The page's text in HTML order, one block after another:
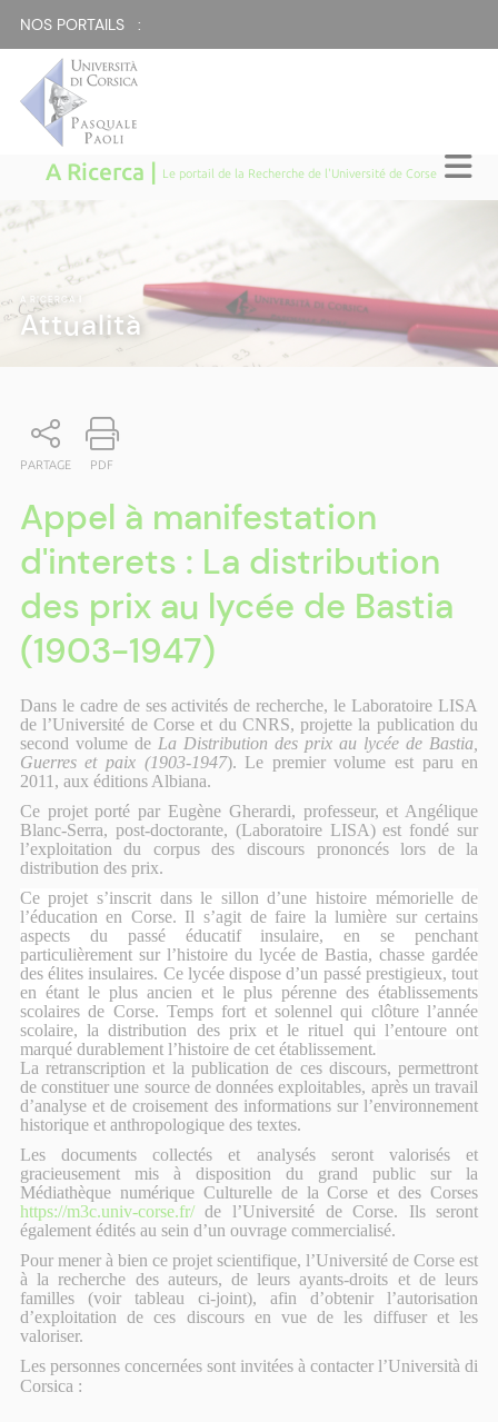
NOS PORTAILS :
A Ricerca | Le portail de la Recherche de l'Université de Corse
A RICERCA
Attualità
PARTAGE PDF
Appel à manifestation
d'interets : La distribution
des prix au lycée de Bastia
(1903-1947)
Dans le cadre de ses activités de recherche, le Laboratoire LISA
de l’Université de Corse et du CNRS, projette la publication du
second volume de La Distribution des prix au lycée de Bastia,
Guerres et paix (1903-1947). Le premier volume est paru en
2011, aux éditions Albiana.
Ce projet porté par Eugène Gherardi, professeur, et Angélique
Blanc-Serra, post-doctorante, (Laboratoire LISA) est fondé sur
l’exploitation du corpus des discours prononcés lors de la
distribution des prix.
Ce projet s’inscrit dans le sillon d’une histoire mémorielle de
l’éducation en Corse. Il s’agit de faire la lumière sur certains
aspects du passé éducatif insulaire, en se penchant
particulièrement sur l’histoire du lycée de Bastia, chasse gardée
des élites insulaires. Ce lycée dispose d’un passé prestigieux, tout
en étant le plus ancien et le plus pérenne des établissements
scolaires de Corse. Temps fort et solennel qui clôture l’année
scolaire, la distribution des prix et le rituel qui l’entoure ont
marqué durablement l’histoire de cet établissement.
La retranscription et la publication de ces discours, permettront
de constituer une source de données exploitables, après un travail
d’analyse et de croisement des informations sur l’environnement
historique et anthropologique des textes.
Les documents collectés et analysés seront valorisés et
gracieusement mis à disposition du grand public sur la
Médiathèque numérique Culturelle de la Corse et des Corses
https://m3c.univ-corse.fr/de l’Université de Corse. Ils seront
également édités au sein d’un ouvrage commercialisé.
Pour mener à bien ce projet scientifique, l’Université de Corse est
à la recherche des auteurs, de leurs ayants-droits et de leurs
familles (voir tableau ci-joint), afin d’obtenir l’autorisation
d’exploitation de ces discours en vue de les diffuser et les
valoriser.
Les personnes concernées sont invitées à contacter l’Università di
Corsica :